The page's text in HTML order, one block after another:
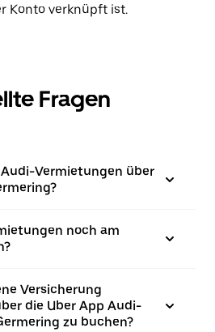
Konto verknüpft ist.
Fragen
Vermietungen über
noch am
Versicherung
die Uber App Audi-
zu buchen?